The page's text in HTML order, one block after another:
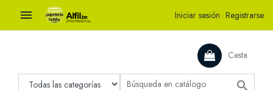
 Iniciar sesión · Registrarse
Cesta
